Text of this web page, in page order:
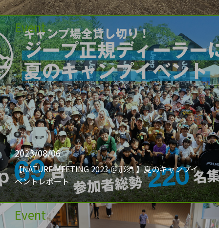
Event
2023/08/06
【NATURE MEETING 2023 ＠那須 】夏のキャンプイ
ベントレポート
Event